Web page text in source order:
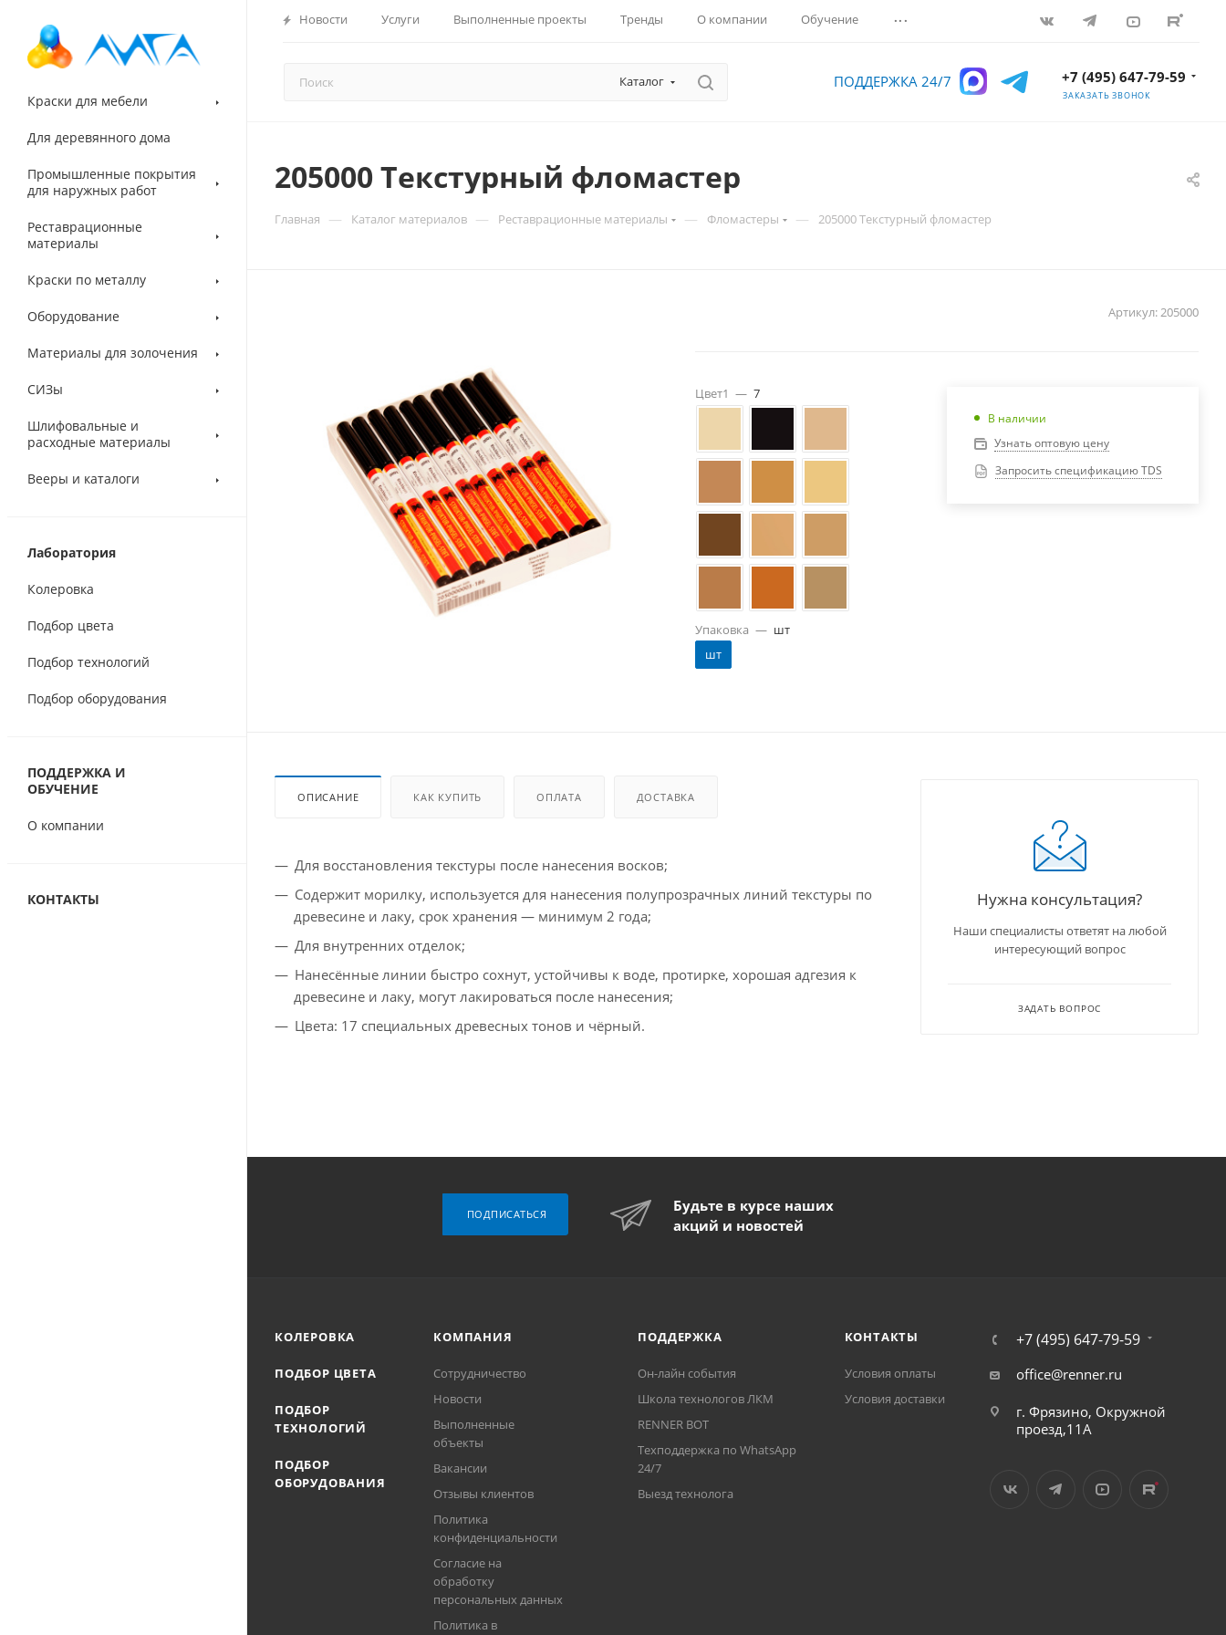
Новости Услуги Выполненные проекты Тренды О компании Обучение ...
Каталог ПОДДЕРЖКА 24/7 +7 (495) 647-79-59
ЗАКАЗАТЬ ЗВОНОК
Краски для мебели
Для деревянного дома
Промышленные покрытия
для наружных работ
Реставрационные
материалы
Краски по металлу
Оборудование
Материалы для золочения
СИЗы
Шлифовальные и
расходные материалы
Вееры и каталоги
Лаборатория
Колеровка
Подбор цвета
Подбор технологий
Подбор оборудования
ПОДДЕРЖКА И
ОБУЧЕНИЕ
О компании
КОНТАКТЫ
205000 Текстурный фломастер
Главная — Каталог материалов — Реставрационные материалы — Фломастеры — 205000 Текстурный фломастер
Артикул:205000
Цвет1 — 7
Упаковка — шт
шт
В наличии
Узнать оптовую цену
Запросить спецификацию TDS
ОПИСАНИЕ КАК КУПИТЬ ОПЛАТА ДОСТАВКА
Для восстановления текстуры после нанесения восков;
Содержит морилку, используется для нанесения полупрозрачных линий текстуры по
древесине и лаку, срок хранения — минимум 2 года;
Для внутренних отделок;
Нанесённые линии быстро сохнут, устойчивы к воде, протирке, хорошая адгезия к
древесине и лаку, могут лакироваться после нанесения;
Цвета: 17 специальных древесных тонов и чёрный.
Нужна консультация?
Наши специалисты ответят на любой
интересующий вопрос
ЗАДАТЬ ВОПРОС
Будьте в курсе наших
акций и новостей
ПОДПИСАТЬСЯ
КОЛЕРОВКА
ПОДБОР ЦВЕТА
ПОДБОР
ТЕХНОЛОГИЙ
ПОДБОР
ОБОРУДОВАНИЯ
КОМПАНИЯ
Сотрудничество
Новости
Выполненные
объекты
Вакансии
Отзывы клиентов
Политика
конфиденциальности
Согласие на
обработку
персональных данных
Политика в
ПОДДЕРЖКА
Он-лайн события
Школа технологов ЛКМ
RENNER BOT
Техподдержка по WhatsApp
24/7
Выезд технолога
КОНТАКТЫ
Условия оплаты
Условия доставки
+7 (495) 647-79-59
office@renner.ru
г. Фрязино, Окружной
проезд,11А